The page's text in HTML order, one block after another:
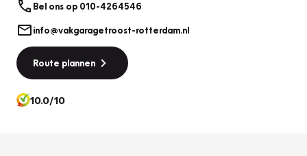
Bel ons op 010-4264546
info@vakgaragetroost-rotterdam.nl
Route plannen
10.0/10